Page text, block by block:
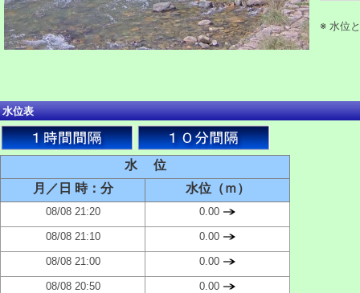
※ 水位
水位表
水 位
月／日 時：分
水位（ｍ）
08/08 21:20 0.00
08/08 21:10 0.00
08/08 21:00 0.00
08/08 20:50 0.00